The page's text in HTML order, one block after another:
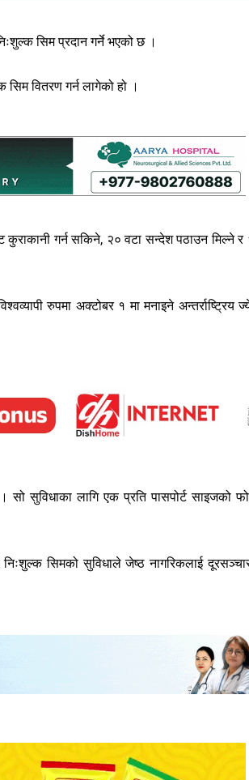
सिम प्रदान गर्ने भएको छ ।
वितरण गर्न लागेको हो ।
गर्न सकिने, २० वटा सन्देश पठाउन मिल्ने र
रुपमा अक्टोबर १ मा मनाइने अन्तर्राष्ट्रिय
सुविधाका लागि एक प्रति पासपोर्ट साइजको
सिमको सुविधाले जेष्ठ नागरिकलाई